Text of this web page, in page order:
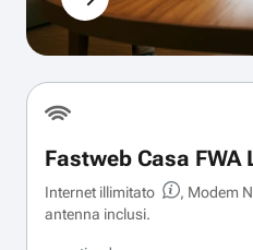
Fastweb Casa FWA
Internet illimitato
, Modem
antenna inclusi.